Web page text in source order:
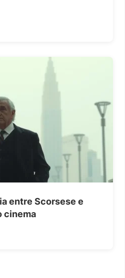
entre Scorsese e
cinema